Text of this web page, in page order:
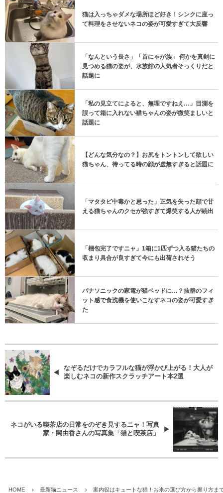
猫は入っちゃダメな場所ほど好き！シンクに座っ
て料理をさせないネコの姿が可愛すぎて大反響
「なんという長さ」「首にゃが族」 何かを真剣に
見つめる猫の姿が、水族館の人気者そっくりだと
話題に
「私の見立てによると、無理ですねえ…」目測を
誤って箱に入れない猫ちゃんの姿が微笑ましいと
話題に
【どんな気分なの？】お尻をトントンして欲しい
猫ちゃん、待ってる時の顔が虚無すぎると話題に
「マタタビ中毒かと思った」正気を失った顔で甘
える猫ちゃんのクセが強すぎて爆笑する人が続出
「梱包完了ですニャ」1箱に1匹ずつ入る猫たちの
収まり具合が良すぎて今にも出荷されそう
パナソニックの家電が猫ベッドに…？抜群のフィ
ット感で食洗機を使いこなすネコの姿が可愛すぎ
た
なぞるだけでカラフルな猫が浮かび上がる！大人が
楽しむネコの新作スクラッチアート本2選
ネコがいる喫茶店の日常をのぞき見するニャ！写真
家・関由香さんの写真集「猫と喫茶店」
HOME 最新猫ニュース 案内役はキュートな猫！お米の選び方から握り方ま